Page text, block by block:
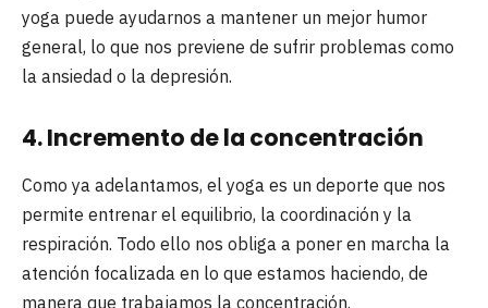
yoga puede ayudarnos a mantener un mejor humor
general, lo que nos previene de sufrir problemas como
la ansiedad o la depresión.
4. Incremento de la concentración
Como ya adelantamos, el yoga es un deporte que nos
permite entrenar el equilibrio, la coordinación y la
respiración. Todo ello nos obliga a poner en marcha la
atención focalizada en lo que estamos haciendo, de
manera que trabajamos la concentración.